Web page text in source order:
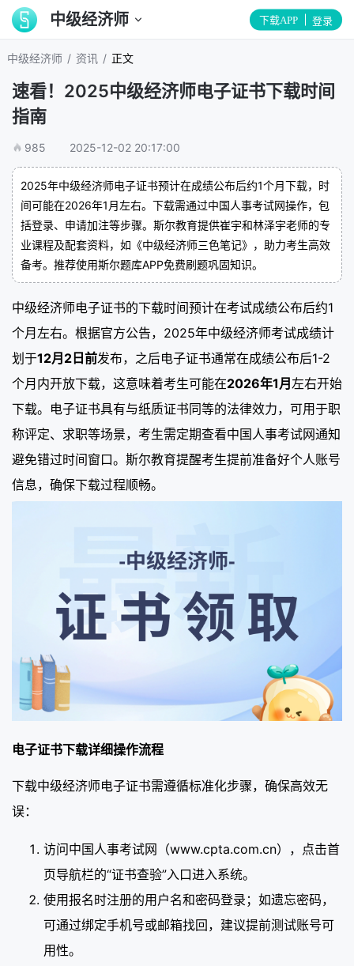
中级经济师 下载APP 登录
中级经济师 / 资讯 / 正文
速看！2025中级经济师电子证书下载时间
指南
985 2025-12-02 20:17:00
2025年中级经济师电子证书预计在成绩公布后约1个月下载，时
间可能在2026年1月左右。下载需通过中国人事考试网操作，包
括登录、申请加注等步骤。斯尔教育提供崔宇和林泽宇老师的专
业课程及配套资料，如《中级经济师三色笔记》，助力考生高效
备考。推荐使用斯尔题库APP免费刷题巩固知识。
中级经济师电子证书的下载时间预计在考试成绩公布后约1
个月左右。根据官方公告，2025年中级经济师考试成绩计
划于12月2日前发布，之后电子证书通常在成绩公布后1-2
个月内开放下载，这意味着考生可能在2026年1月左右开始
下载。电子证书具有与纸质证书同等的法律效力，可用于职
称评定、求职等场景，考生需定期查看中国人事考试网通知
避免错过时间窗口。斯尔教育提醒考生提前准备好个人账号
信息，确保下载过程顺畅。
电子证书下载详细操作流程
下载中级经济师电子证书需遵循标准化步骤，确保高效无
误：
访问中国人事考试网（www.cpta.com.cn），点击首
页导航栏的“证书查验”入口进入系统。
使用报名时注册的用户名和密码登录；如遗忘密码，
可通过绑定手机号或邮箱找回，建议提前测试账号可
用性。